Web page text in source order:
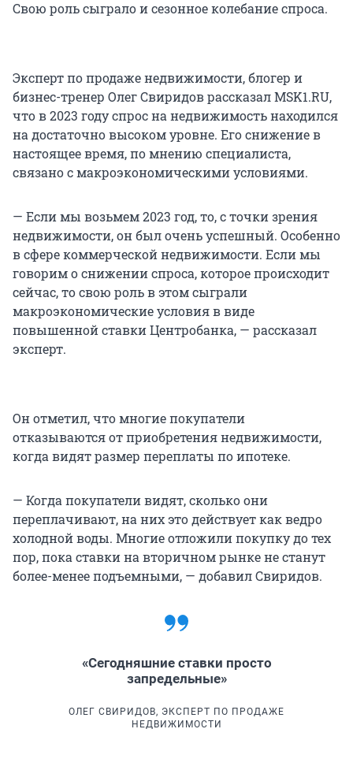
Свою роль сыграло и сезонное колебание спроса.
Эксперт по продаже недвижимости, блогер и
бизнес-тренер Олег Свиридов рассказал MSK1.RU,
что в 2023 году спрос на недвижимость находился
на достаточно высоком уровне. Его снижение в
настоящее время, по мнению специалиста,
связано с макроэкономическими условиями.
— Если мы возьмем 2023 год, то, с точки зрения
недвижимости, он был очень успешный. Особенно
в сфере коммерческой недвижимости. Если мы
говорим о снижении спроса, которое происходит
сейчас, то свою роль в этом сыграли
макроэкономические условия в виде
повышенной ставки Центробанка, — рассказал
эксперт.
Он отметил, что многие покупатели
отказываются от приобретения недвижимости,
когда видят размер переплаты по ипотеке.
— Когда покупатели видят, сколько они
переплачивают, на них это действует как ведро
холодной воды. Многие отложили покупку до тех
пор, пока ставки на вторичном рынке не станут
более-менее подъемными, — добавил Свиридов.
«Сегодняшние ставки просто
запредельные»
ОЛЕГ СВИРИДОВ, ЭКСПЕРТ ПО ПРОДАЖЕ
НЕДВИЖИМОСТИ